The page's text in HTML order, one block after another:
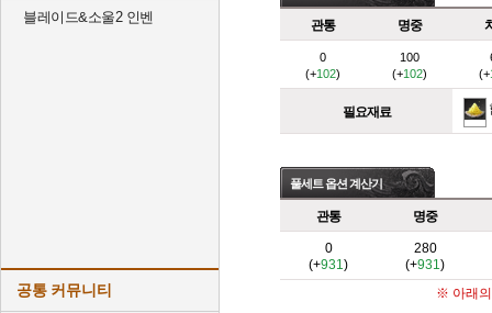
블레이드&소울2 인벤
공통 커뮤니티
관통 명중
0
(+102)
100
(+102)
(+
필요재료
풀세트 옵션 계산기
관통 명중
0
(+931)
280
(+931)
※ 아래의